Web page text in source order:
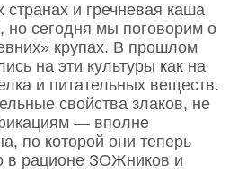
странах и гречневая каша
но сегодня мы поговорим о
крупах. В прошлом
на эти культуры как на
и питательных веществ.
свойства злаков, не
— вполне
по которой они теперь
в рационе ЗОЖников и